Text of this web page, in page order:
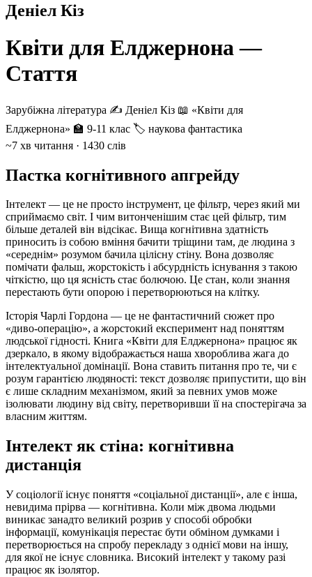
Деніел Кіз
Квіти для Елджернона —
Стаття
Зарубіжна література ✍️ Деніел Кіз 📖 «Квіти для
Елджернона» 🏫 9-11 клас 🏷 наукова фантастика
~7 хв читання · 1430 слів
Пастка когнітивного апгрейду
Інтелект — це не просто інструмент, це фільтр, через який ми
сприймаємо світ. І чим витонченішим стає цей фільтр, тим
більше деталей він відсікає. Вища когнітивна здатність
приносить із собою вміння бачити тріщини там, де людина з
«середнім» розумом бачила цілісну стіну. Вона дозволяє
помічати фальш, жорстокість і абсурдність існування з такою
чіткістю, що ця ясність стає болючою. Це стан, коли знання
перестають бути опорою і перетворюються на клітку.
Історія Чарлі Гордона — це не фантастичний сюжет про
«диво-операцію», а жорстокий експеримент над поняттям
людської гідності. Книга «Квіти для Елджернона» працює як
дзеркало, в якому відображається наша хвороблива жага до
інтелектуальної домінації. Вона ставить питання про те, чи є
розум гарантією людяності: текст дозволяє припустити, що він
є лише складним механізмом, який за певних умов може
ізолювати людину від світу, перетворивши її на спостерігача за
власним життям.
Інтелект як стіна: когнітивна
дистанція
У соціології існує поняття «соціальної дистанції», але є інша,
невидима прірва — когнітивна. Коли між двома людьми
виникає занадто великий розрив у способі обробки
інформації, комунікація перестає бути обміном думками і
перетворюється на спробу перекладу з однієї мови на іншу,
для якої не існує словника. Високий інтелект у такому разі
працює як ізолятор.